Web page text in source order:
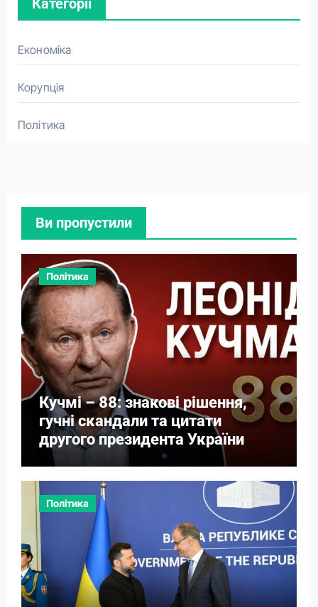
Категорії
Економіка
Корупція
Політика
Ви пропустили
Політика
Кучмі – 88: знакові рішення,
гучні скандали та цитати
другого президента України
Політика